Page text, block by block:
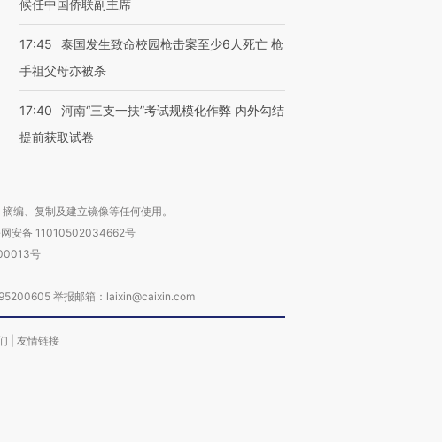
候任中国侨联副主席
17:45
泰国发生致命校园枪击案至少6人死亡 枪
手祖父母亦被杀
17:40
河南“三支一扶”考试规模化作弊 内外勾结
提前获取试卷
编、复制及建立镜像等任何使用。
安备 11010502034662号
号
举报邮箱：laixin@caixin.com
友情链接